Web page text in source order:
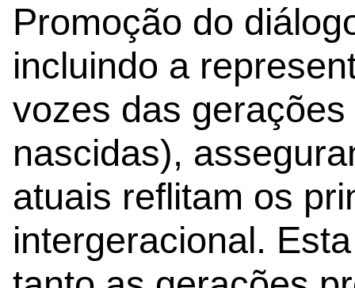
Promoção do
incluindo a
vozes das
nascidas),
atuais reflitam os
intergeracional.